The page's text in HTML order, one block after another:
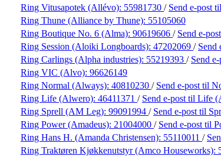
Ring Vitusapotek (Allévo): 55981730 / Send e-post
Ring Thune (Alliance by Thune): 55105060
Ring Boutique No. 6 (Alma): 90619606 / Send e-post
Ring Session (Aloiki Longboards): 47202069 / Send
Ring Carlings (Alpha industries): 55219393 / Send
Ring VIC (Alvo): 96626149
Ring Normal (Always): 40810230 / Send e-post til
Ring Life (Alwero): 46411371 / Send e-post til Life
Ring Sprell (AM Leg): 99091994 / Send e-post til
Ring Power (Amadeus): 21004000 / Send e-post til
Ring Hans H. (Amanda Christensen): 55110011 /
Ring Traktøren Kjøkkenutstyr (Amco Houseworks):